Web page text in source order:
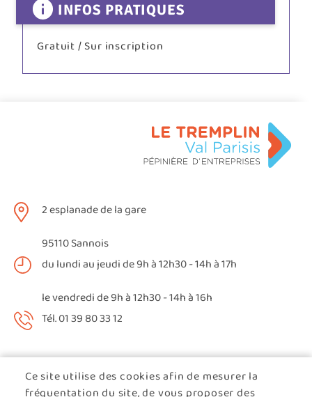
INFOS PRATIQUES
Gratuit / Sur inscription
Ce site utilise des cookies afin de mesurer la
fréquentation du site, de vous proposer des
2 esplanade de la gare
95110 Sannois
du lundi au jeudi de 9h à 12h30 - 14h à 17h
le vendredi de 9h à 12h30 - 14h à 16h
Tél. 01 39 80 33 12
Situé à 15 min de Paris